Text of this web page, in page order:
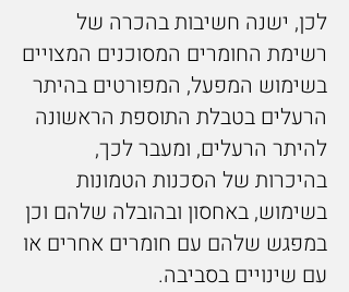
לכן, ישנה חשיבות בהכרה של
רשימת החומרים המסוכנים המצויים
בשימוש המפעל, המפורטים בהיתר
הרעלים בטבלת התוספת הראשונה
להיתר הרעלים, ומעבר לכך,
בהיכרות של הסכנות הטמונות
בשימוש, באחסון ובהובלה שלהם וכן
במפגש שלהם עם חומרים אחרים או
עם שינויים בסביבה.